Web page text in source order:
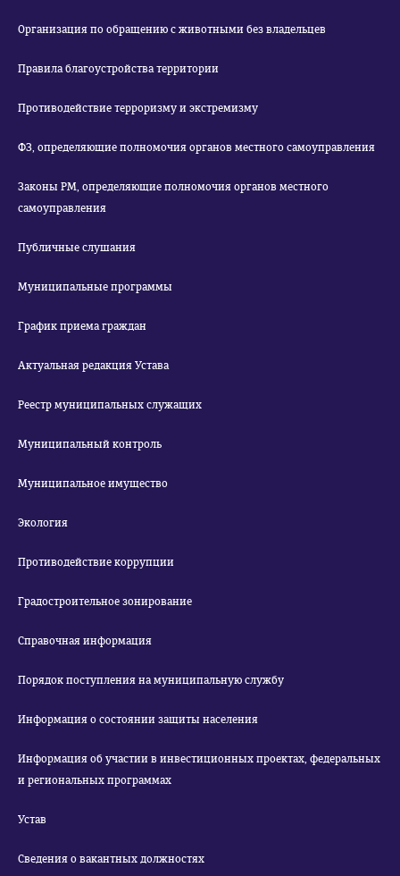
Организация по обращению с животными без владельцев
Правила благоустройства территории
Противодействие терроризму и экстремизму
ФЗ, определяющие полномочия органов местного самоуправления
Законы РМ, определяющие полномочия органов местного
самоуправления
Публичные слушания
Муниципальные программы
График приема граждан
Актуальная редакция Устава
Реестр муниципальных служащих
Муниципальный контроль
Муниципальное имущество
Экология
Противодействие коррупции
Градостроительное зонирование
Справочная информация
Порядок поступления на муниципальную службу
Информация о состоянии защиты населения
Информация об участии в инвестиционных проектах, федеральных
и региональных программах
Устав
Сведения о вакантных должностях